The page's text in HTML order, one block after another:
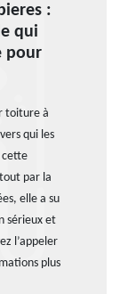
:
qui
pour
toiture à
qui les
cette
par la
elle a su
sérieux et
l’appeler
plus